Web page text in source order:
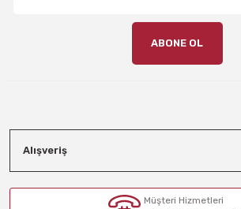
ABONE OL
Alışveriş
Müşteri Hizmetleri